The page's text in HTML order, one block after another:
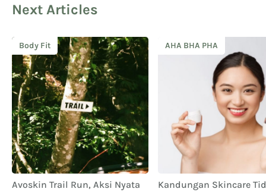
Next Articles
Body Fit
Avoskin Trail Run, Aksi Nyata
AHA BHA PHA
Kandungan Skincare